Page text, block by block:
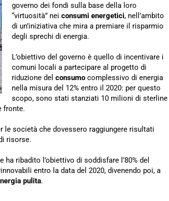
governo dei fondi sulla base della loro
“virtuosità” nei consumi energetici, nell’ambito
di un’iniziativa che mira a premiare il risparmio
degli sprechi di energia.
L’obiettivo del governo è quello di incentivare i
comuni locali a partecipare al progetto di
riduzione del consumo complessivo di energia
nella misura del 12% entro il 2020: per questo
scopo, sono stati stanziati 10 milioni di sterline
fronte.
società che dovessero raggiungere risultati
risorse.
ribadito l’obiettivo di soddisfare l’80% del
entro la data del 2020, divenendo poi, a
pulita.